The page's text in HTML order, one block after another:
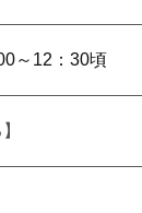
～12：30頃